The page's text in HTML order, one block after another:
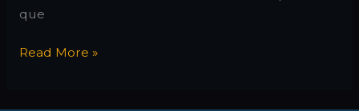
Fe
que
“El
Read More »